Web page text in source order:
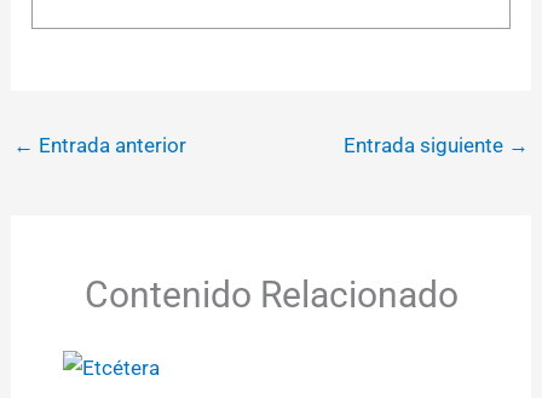
← Entrada anterior Entrada siguiente →
Contenido Relacionado